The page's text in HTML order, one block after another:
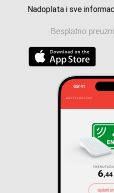
Nadoplata i sve
Besplatno